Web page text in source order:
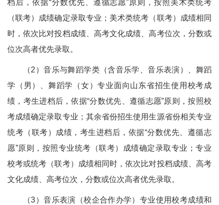
档后，依据“分数优先、遵循志愿”原则，按照美术类统考
（联考）成绩确定录取专业；美术类统考（联考）成绩相同
时，依次比对投档成绩、高考文化成绩、高考位次，分数或
位次高者优先录取。
（2）音乐与舞蹈学类（含音乐学、音乐表演）、舞蹈
学（男）、舞蹈学（女）专业面向山东省招生使用校考成
绩，考生进档后，依据“分数优先、遵循志愿”原则，按照校
考成绩确定录取专业；其余省份招生使用生源省份相关专业
统考（联考）成绩，考生进档后，依据“分数优先、遵循志
愿”原则，按照专业统考（联考）成绩确定录取专业；专业
校考或统考（联考）成绩相同时，依次比对投档成绩、高考
文化成绩、高考位次，分数或位次高者优先录取。
（3）音乐表演（校企合作办学）专业使用校考成绩和